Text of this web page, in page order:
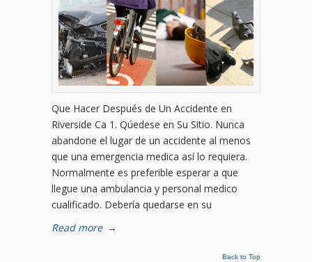
Que Hacer Después de Un Accidente en
Riverside Ca 1. Qúedese en Su Sitio. Nunca
abandone el lugar de un accidente al menos
que una emergencia medica así lo requiera.
Normalmente es preferible esperar a que
llegue una ambulancia y personal medico
cualificado. Debería quedarse en su
Read more →
Back to Top